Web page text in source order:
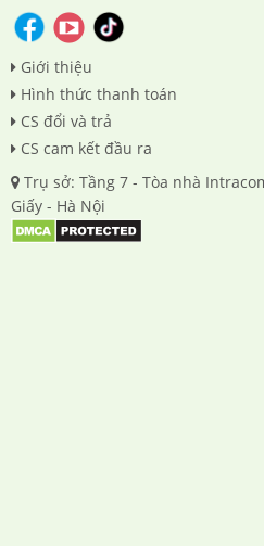
Giới thiệu
Hình thức thanh toán
CS đổi và trả
CS cam kết đầu ra
Trụ sở: Tầng 7 - Tòa nhà
Giấy - Hà Nội